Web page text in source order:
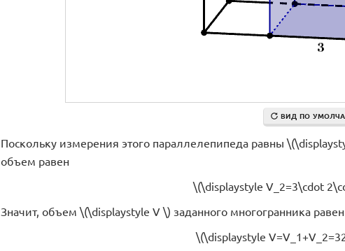
ВИД ПО
Поскольку измерения этого параллелепипеда равны
объем равен
\(\displaystyle V_2=3\cdot
Значит, объем \(\displaystyle V \) заданного многогранника равен
\(\displaystyle